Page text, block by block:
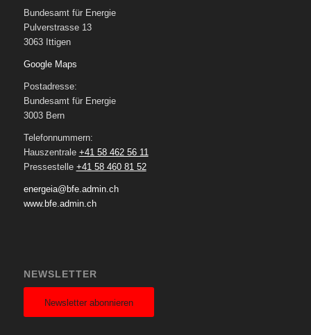
Bundesamt für Energie
Pulverstrasse 13
3063 Ittigen
Google Maps
Postadresse:
Bundesamt für Energie
3003 Bern
Telefonnummern:
Hauszentrale +41 58 462 56 11
Pressestelle +41 58 460 81 52
energeia@bfe.admin.ch
www.bfe.admin.ch
NEWSLETTER
Newsletter abonnieren